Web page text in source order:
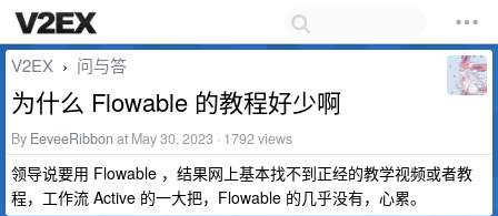
V2EX › 问与答
为什么 Flowable 的教程好少啊
By EeveeRibbon at May 30, 2023 · 1792 views
领导说要用 Flowable ，结果网上基本找不到正经的教学视频或者教
程，工作流 Active 的一大把，Flowable 的几乎没有，心累。